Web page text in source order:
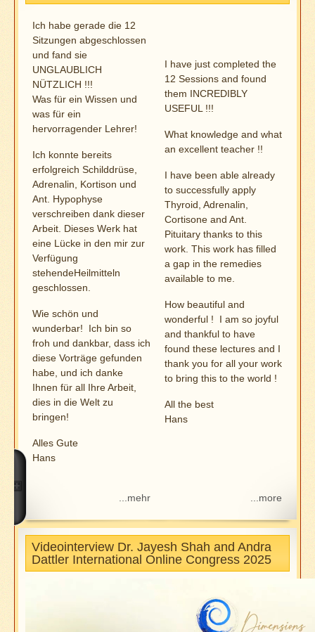
Ich habe gerade die 12
Sitzungen abgeschlossen
und fand sie
UNGLAUBLICH
NÜTZLICH !!!
Was für ein Wissen und
was für ein
hervorragender Lehrer!
Ich konnte bereits
erfolgreich Schilddrüse,
Adrenalin, Kortison und
Ant. Hypophyse
verschreiben dank dieser
Arbeit. Dieses Werk hat
eine Lücke in den mir zur
Verfügung
stehendeHeilmitteln
geschlossen.
Wie schön und
wunderbar! Ich bin so
froh und dankbar, dass ich
diese Vorträge gefunden
habe, und ich danke
Ihnen für all Ihre Arbeit,
dies in die Welt zu
bringen!
Alles Gute
Hans
I have just completed the
12 Sessions and found
them INCREDIBLY
USEFUL !!!
What knowledge and what
an excellent teacher !!
I have been able already
to successfully apply
Thyroid, Adrenalin,
Cortisone and Ant.
Pituitary thanks to this
work. This work has filled
a gap in the remedies
available to me.
How beautiful and
wonderful ! I am so joyful
and thankful to have
found these lectures and I
thank you for all your work
to bring this to the world !
All the best
Hans
...mehr ...more
Videointerview Dr. Jayesh Shah and Andra
Dattler International Online Congress 2025